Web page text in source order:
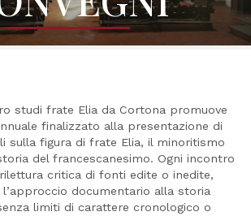
studi frate Elia da Cortona promuove
finalizzato alla presentazione di
sulla figura di frate Elia, il minoritismo
del francescanesimo. Ogni incontro
critica di fonti edite o inedite,
l’approccio documentario alla storia
limiti di carattere cronologico o